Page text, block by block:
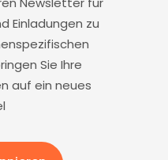
Newsletter für
Einladungen zu
Sie Ihre
auf ein neues